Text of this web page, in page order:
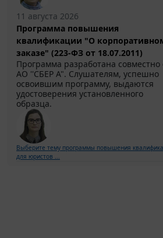
11 августа 2026
Программа повышения
квалификации "О
заказе" (223-ФЗ от 18.07.2011)
Программа разработана совместно
АО ''СБЕР А". Слушателям, успешно
освоившим программу, выдаются
удостоверения установленного
образца.
Выберите тему программы повышения
для юристов ...